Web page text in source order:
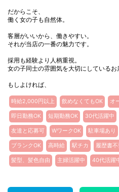
だからこそ、
働く女の子も自然体。
客層がいいから、働きやすい。
それが当店の一番の魅力です。
採用も経験より人柄重視。
女の子同士の雰囲気を大切にしているお
もしよければ、
時給2,000円以上 飲めなくてもOK オ
即日勤務OK 短期勤務OK 30代活躍中
友達と応募可 WワークOK 駐車場あり
ブランクOK 高時給 駅チカ 履歴書不
髪型、髪色自由 主婦活躍中 40代活躍